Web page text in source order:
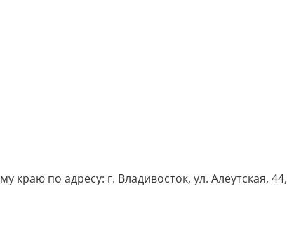
по адресу: г. Владивосток, ул. Алеутская, 44,